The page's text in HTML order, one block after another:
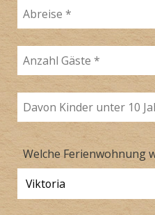
Welche Ferienwohnung